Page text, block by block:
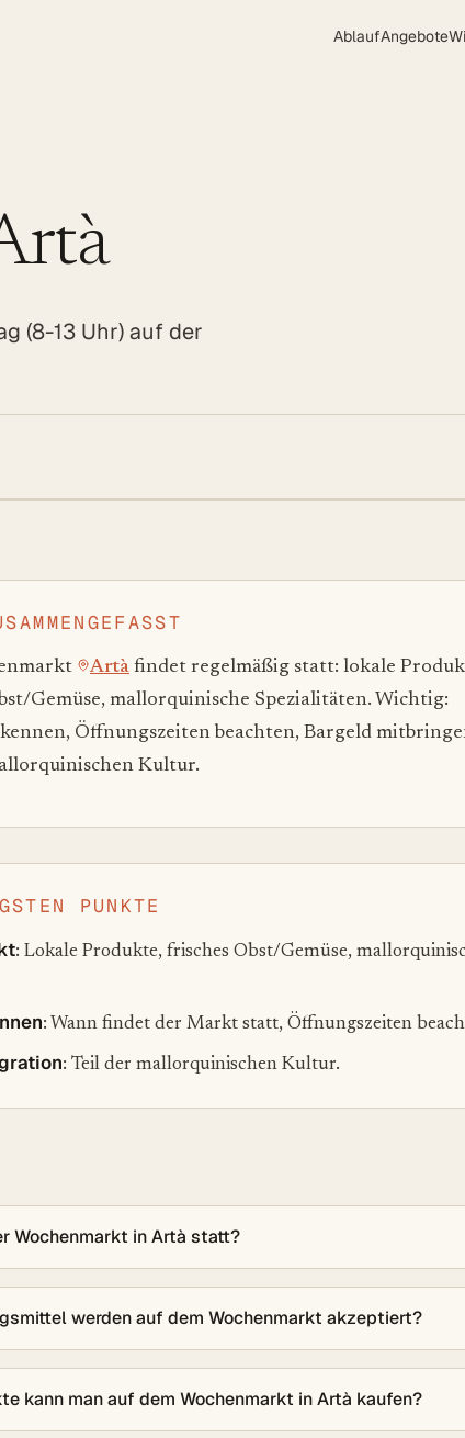
AblaufAngebote
(8-13 Uhr) auf der
Artà findet regelmäßig statt: lokale
Gemüse, mallorquinische Spezialitäten. Wichtig:
Öffnungszeiten beachten, Bargeld
Kultur.
PUNKTE
: Lokale Produkte, frisches Obst/Gemüse,
: Wann findet der Markt statt, Öffnungszeiten
: Teil der mallorquinischen Kultur.
Wochenmarkt in Artà statt?
werden auf dem Wochenmarkt akzeptiert?
kann man auf dem Wochenmarkt in Artà kaufen?